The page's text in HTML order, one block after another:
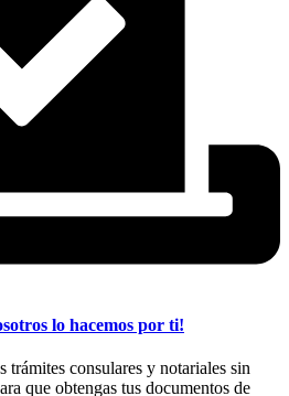
lo hacemos por ti!
trámites consulares y notariales sin
que obtengas tus documentos de